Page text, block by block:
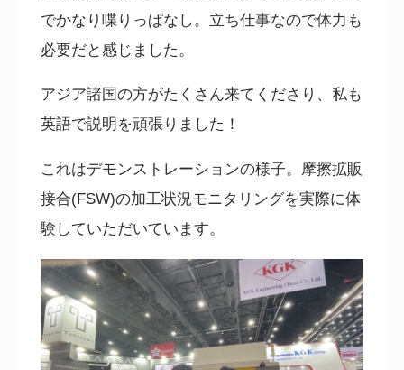
でかなり喋りっぱなし。立ち仕事なので体力も
必要だと感じました。
アジア諸国の方がたくさん来てくださり、私も
英語で説明を頑張りました！
これはデモンストレーションの様子。 摩擦拡販
接合(FSW)の加工状況モニタリングを実際に体
験していただいています。